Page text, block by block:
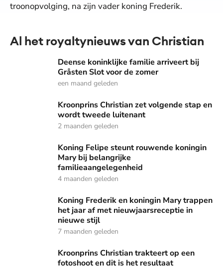
troonopvolging, na zijn vader koning Frederik.
Al het royaltynieuws van Christian
Deense koninklijke familie arriveert bij Gråsten Slot voor
Deense koninklijke familie arriveert bij
Gråsten Slot voor de zomer
een maand geleden
Kroonprins Christian zet volgende stap en wordt tweede
Kroonprins Christian zet volgende stap en
wordt tweede luitenant
2 maanden geleden
Koning Felipe steunt rouwende koningin Mary bij
Koning Felipe steunt rouwende koningin
Mary bij belangrijke
familieaangelegenheid
4 maanden geleden
Koning Frederik en koningin Mary trappen het jaar af met
Koning Frederik en koningin Mary trappen
het jaar af met nieuwjaarsreceptie in
nieuwe stijl
7 maanden geleden
Kroonprins Christian trakteert op een fotoshoot en dit is
Kroonprins Christian trakteert op een
fotoshoot en dit is het resultaat